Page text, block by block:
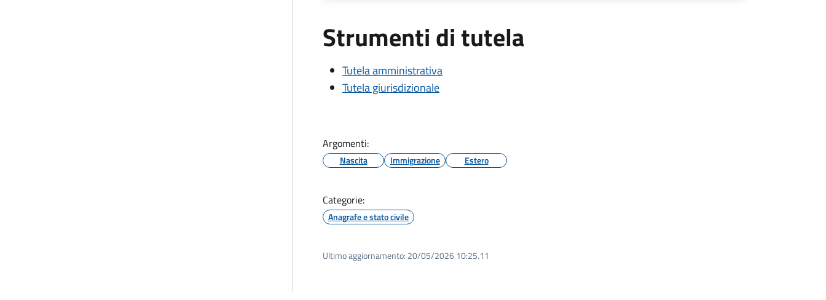
Strumenti di tutela
Tutela amministrativa
Tutela giurisdizionale
Argomenti:
Nascita Immigrazione Estero
Categorie:
Anagrafe e stato civile
Ultimo aggiornamento: 20/05/2026 10:25.11